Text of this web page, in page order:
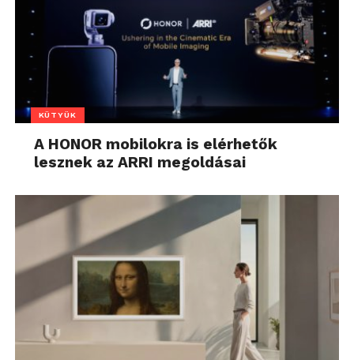
KÜTYÜK
A HONOR mobilokra is elérhetők
lesznek az ARRI megoldásai